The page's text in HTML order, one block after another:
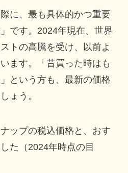
に、最も具体的かつ重要
です。2024年現在、世界
トの高騰を受け、以前よ
ます。「昔買った時はも
という方も、最新の価格
ょう。
ップの税込価格と、おす
た（2024年時点の目